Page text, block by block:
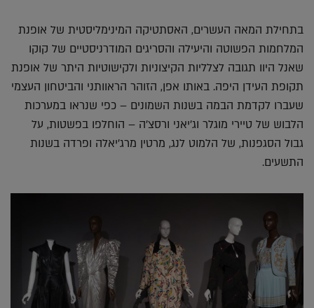
בתחילת המאה העשרים, האסתטיקה המינימליסטית של אופנת
המלחמות הפשוטה והיעילה והסריגים המודרניסטיים של קוקו
שאנל היוו תגובה לצלליות הקיצוניות ולקישוטיות היתר של אופנת
תקופת העידן היפה. באותו אפן, הזוהר הראוותני והביטחון העצמי
שעברו לקדמת הבמה בשנות השמונים – כפי שנראו במערכות
הלבוש של טיירי מוגלר וג'יאני ורסצ'ה – הוחלפו בפשטות, על
גבול הסגפנות, של הלמוט לנג, מרטין מרג'יאלה ופרדה בשנות
התשעים.